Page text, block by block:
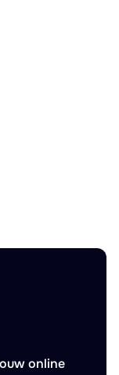
online